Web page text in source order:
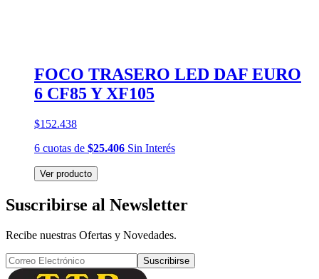
FOCO TRASERO LED DAF EURO
6 CF85 Y XF105
$152.438
6 cuotas de $25.406 Sin Interés
Ver producto
Suscribirse al Newsletter
Recibe nuestras Ofertas y Novedades.
Suscribirse